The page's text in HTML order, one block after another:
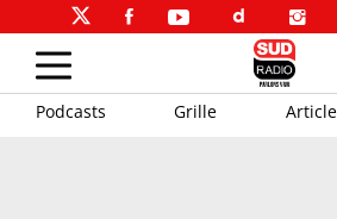
Podcasts Grille